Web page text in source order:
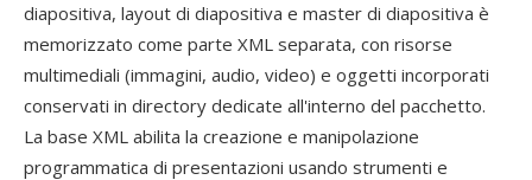
diapositiva, layout di diapositiva e master di diapositiva è
memorizzato come parte XML separata, con risorse
multimediali (immagini, audio, video) e oggetti incorporati
conservati in directory dedicate all'interno del pacchetto.
La base XML abilita la creazione e manipolazione
programmatica di presentazioni usando strumenti e